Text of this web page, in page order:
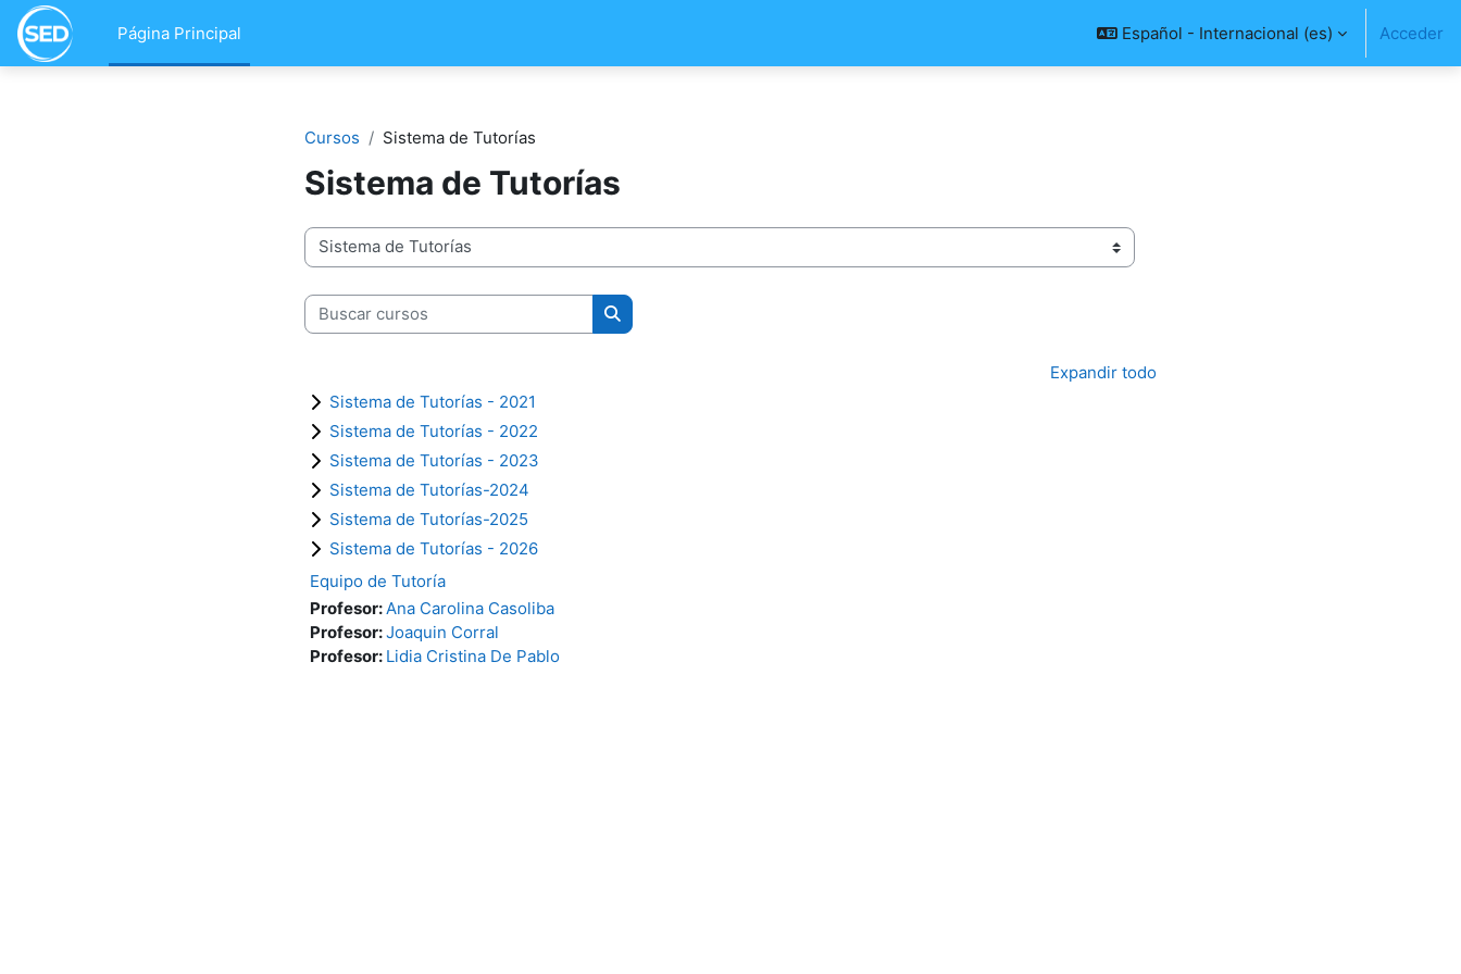
Salta al contenido principal
Página Principal
Español - Internacional ‎(es)‎ Acceder
Cursos Sistema de Tutorías
Sistema de Tutorías
Categorías
Buscar cursos
Buscar cursos
Expandir todo
Sistema de Tutorías - 2021
Sistema de Tutorías - 2022
Sistema de Tutorías - 2023
Sistema de Tutorías-2024
Sistema de Tutorías-2025
Sistema de Tutorías - 2026
Equipo de Tutoría
Profesor:Ana Carolina Casoliba
Profesor:Joaquin Corral
Profesor: Lidia Cristina De Pablo